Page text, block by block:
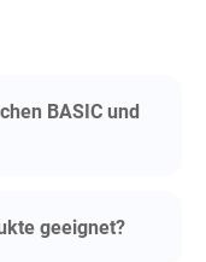
BASIC und
geeignet?